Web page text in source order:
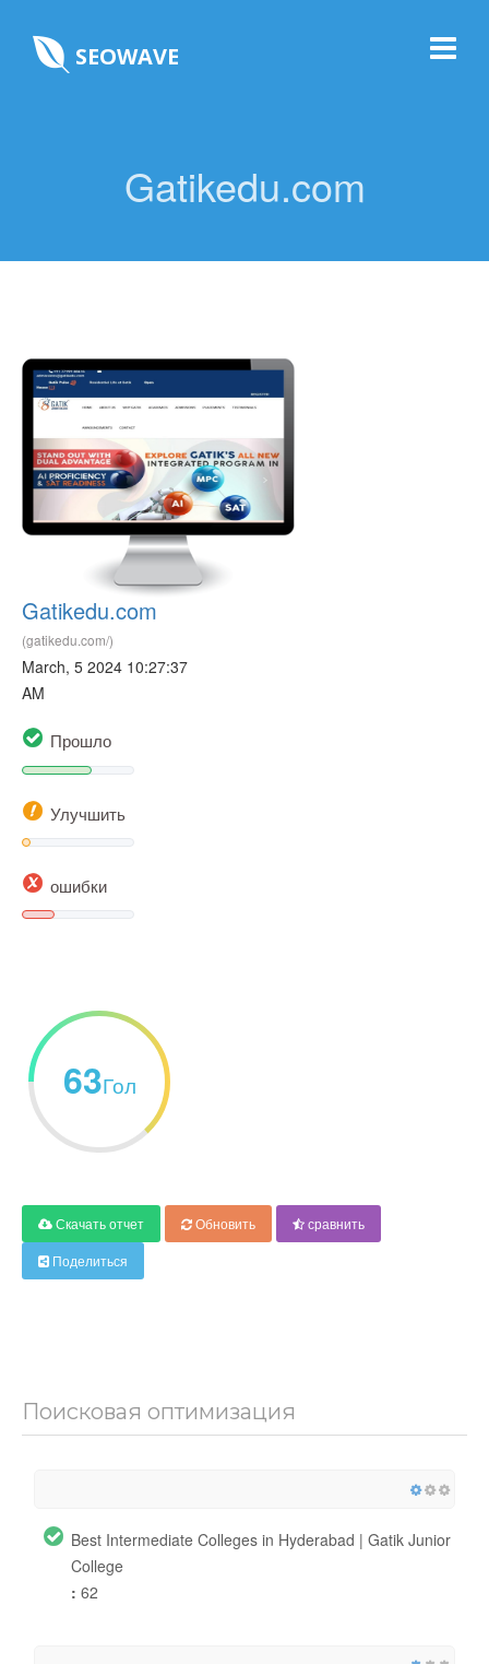
SEOWAVE
Gatikedu.com
Gatikedu.com
(gatikedu.com/)
March, 5 2024 10:27:37
AM
Прошло
Улучшить
ошибки
63Гол
Скачать отчет Обновить
сравнить
Поделиться
Поисковая оптимизация
Best Intermediate Colleges in Hyderabad | Gatik Junior
College
: 62